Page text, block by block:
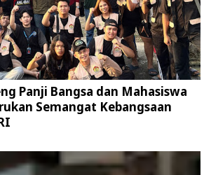
Panji Bangsa dan Mahasiswa
Semangat Kebangsaan